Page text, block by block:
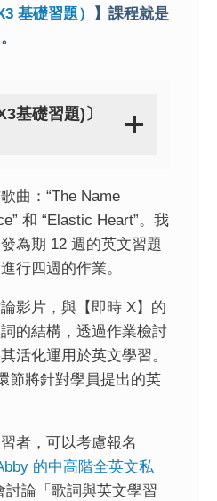
基礎習題）
】課程就是
基礎習題)〕
曲：“The Name
和 “Elastic Heart”。我
為期 12 週的英文習題
行四週的作業。
影片，與【即時 X】的
的結構，透過作業檢討
活化運用於英文學習。
節將針對學員提出的英
者，可以考慮報名
的中高階全英文私
討論「歌詞與英文學習